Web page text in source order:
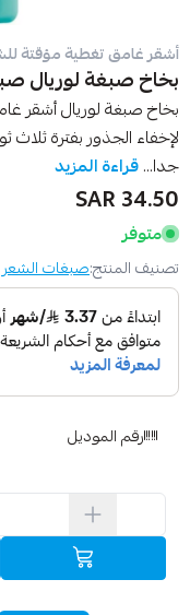
أشقر غامق تغطية مؤقتة
بخاخ صبغة لوريال
لإخفاء الجذور بفترة ثلاث
جدا...قراءة المزيد
34.50 SAR
متوفر
تصنيف المنتج:صبغات الشعر
رقم الموديل